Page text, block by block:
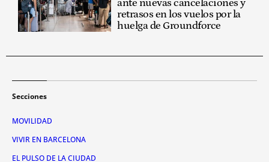
ante nuevas cancelaciones y
retrasos en los vuelos por la
huelga de Groundforce
Secciones
MOVILIDAD
VIVIR EN BARCELONA
EL PULSO DE LA CIUDAD